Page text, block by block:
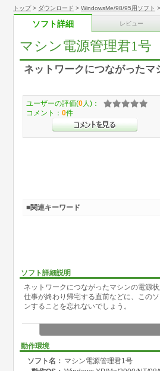
トップ> ダウンロード > WindowsMe/98/95用ソフト >
ソフト詳細 レビュー
マシン電源管理君1号
ネットワークにつながった
ソフト詳細説明
ネットワークにつながったマシンの電源
仕事が終わり帰宅する直前などに、この
ンすることを忘れないでしょう。
動作環境
ソフト名： マシン電源管理君1号
ユーザーの評価(0 人)：
コメント： 0件
■関連キーワード